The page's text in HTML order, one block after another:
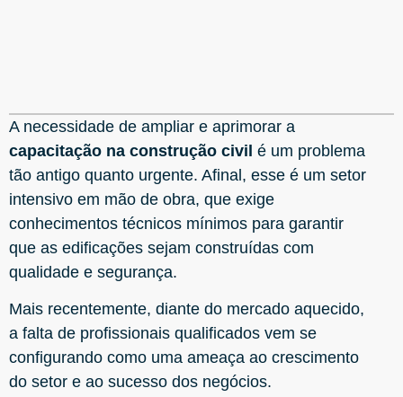
A necessidade de ampliar e aprimorar a
capacitação na construção civil é um problema
tão antigo quanto urgente. Afinal, esse é um setor
intensivo em mão de obra, que exige
conhecimentos técnicos mínimos para garantir
que as edificações sejam construídas com
qualidade e segurança.
Mais recentemente, diante do mercado aquecido,
a falta de profissionais qualificados vem se
configurando como uma ameaça ao crescimento
do setor e ao sucesso dos negócios.